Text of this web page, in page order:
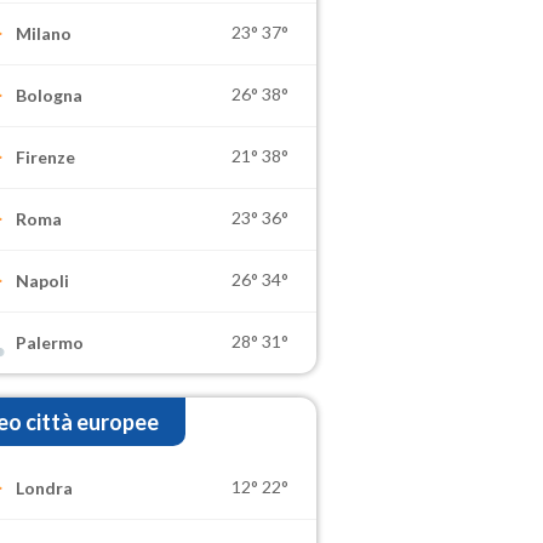
Milano 23° 37°
Bologna 26° 38°
Firenze 21° 38°
Roma 23° 36°
Napoli 26° 34°
Palermo 28° 31°
città europee
Londra 12° 22°